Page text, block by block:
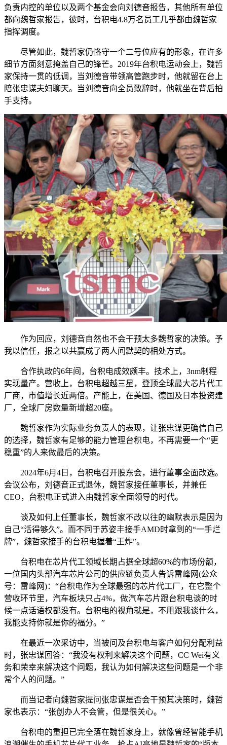
负责内控的单位以及两个基金会向刘德音报告，其他所有单位
都向魏哲家报告，彼时，台积电4.8万名员工几乎都由魏哲家
指挥调度。
尽管如此，魏哲家仍恪守一个二号位应有的形象，在许多
细节方面刻意掩盖自己的锋芒。2019年台积电运动会上，魏哲
家保持一贯的低调，当刘德音带领高管跑步时，他就留在台上
陪张忠谋夫妇聊天。当刘德音向全员致辞时，他就坐在背后拍
手支持。
作为回应，刘德音自然也不会干预太多魏哲家的决策。予
我以信任，报之以共赢成了两人间默契的相处方式。
合作执政的6年间，台积电成效颇丰。技术上，3nm制程
实现量产。营收上，台积电超越三星，登顶全球最大芯片代工
厂商，市值增长近两倍。产能上，在美国、德国及日本投资建
厂，全球厂房数量新增超20座。
魏哲家作为实际业务负责人的表现，让张忠谋更确信自己
的选择，魏哲家有足够的能力管理台积电，不再需要一个“更
稳重”的人来做最后的决策。
2024年6月4日，台积电召开股东会，进行董事全面改选。
会议公布，刘德音正式退休，魏哲家接任董事长，并兼任
CEO，台积电正式进入由魏哲家全面领导的时代。
谈及如何上任董事长，魏哲家不改以往的幽默表示是因为
自己“活得够久”。而不同于苏姿丰接手AMD时拿到的“一手烂
牌”，魏哲家接手的台积电握着“王炸”。
台积电在芯片代工领域长期占据全球超60%的市场份额，
一位国内头部汽车芯片公司的供应链负责人告诉雷峰网(公众
号：雷峰网)：“台积电作为全球最强的芯片代工厂，在它整个
营收环节里，汽车板块只占4%，做汽车芯片跟台积电谈的时
候一点话语权都没有。台积电的视角就是，不用跟我谈什么，
我能支持你就是你的福分。”
在最近一次采访中，当被问及台积电与客户如何分配利益
时，张忠谋回答：“我没有权利来解决这个问题，CC Wei有义
务和荣幸来解决这个问题，我认为如何解决这些问题是一个非
常个人的问题。”
而当记者向魏哲家提问张忠谋是否会干预其决策时，魏哲
家也表示：“张创办人不会管，但是很关心。”
台积电的重担已完全落在魏哲家身上，就像曾经智能手机